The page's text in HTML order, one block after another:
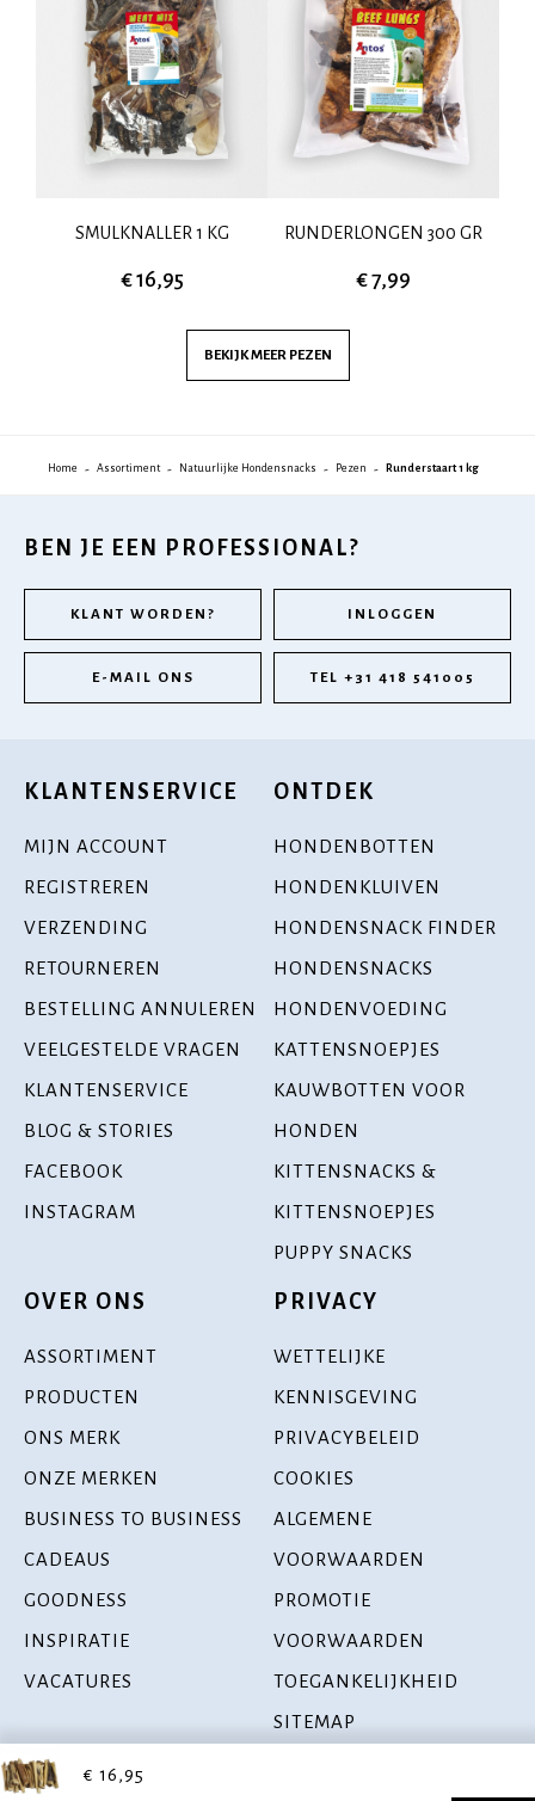
€ 16,95
SMULKNALLER 1 KG
€ 16,95
RUNDERLONGEN 300 GR
€ 7,99
BEKIJK MEER PEZEN
Home Assortiment Natuurlijke Hondensnacks Pezen Runderstaart 1 kg
BEN JE EEN PROFESSIONAL?
KLANT WORDEN? INLOGGEN
E-MAIL ONS TEL +31 418 541005
KLANTENSERVICE
MIJN ACCOUNT
REGISTREREN
VERZENDING
RETOURNEREN
BESTELLING ANNULEREN
VEELGESTELDE VRAGEN
KLANTENSERVICE
BLOG & STORIES
FACEBOOK
INSTAGRAM
ONTDEK
HONDENBOTTEN
HONDENKLUIVEN
HONDENSNACK FINDER
HONDENSNACKS
HONDENVOEDING
KATTENSNOEPJES
KAUWBOTTEN VOOR
HONDEN
KITTENSNACKS &
KITTENSNOEPJES
PUPPY SNACKS
OVER ONS
ASSORTIMENT
PRODUCTEN
ONS MERK
ONZE MERKEN
BUSINESS TO BUSINESS
CADEAUS
GOODNESS
INSPIRATIE
VACATURES
PRIVACY
WETTELIJKE
KENNISGEVING
PRIVACYBELEID
COOKIES
ALGEMENE
VOORWAARDEN
PROMOTIE
VOORWAARDEN
TOEGANKELIJKHEID
SITEMAP